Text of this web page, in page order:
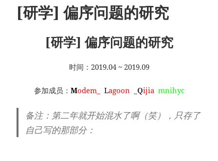
[研学] 偏序问题的研究
[研学] 偏序问题的研究
时间：2019.04 ~ 2019.09
参加成员： Modem_ Lagoon Qijia mnihyc
备注：第二年就开始混水了啊（笑），只存了
自己写的那部分：